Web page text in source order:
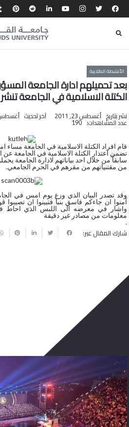
الأنشطة الطلابية
بعد تحميلهم ادارة الجامعة
الكتلة الاسلامية في الجامعة تنشر
نشر بتاريخ أغسطس 23, 2011 آخر تحديث أغسطس 23,
عدد المشاهدات: 190
قام افراد الكتلة الاسلامية في الجامعة
تضمن اعتذار الكتلة الاسلامية في الجامعة عن
سابقاً من خلال احد بياناتهم لادارة الجامعة
من مقتنياتهم من مقرهم في الحرم الجامعي.
وقد تصدر البيان الذي وزع يوم امس في
آمنوا ان جاءكم فاسق بنبأ فتبينوا ان
واشار في معرضه الى اللبس الذي احاط
معلومات من مصادر غير دقيقة
.
شارك المقال عبر: